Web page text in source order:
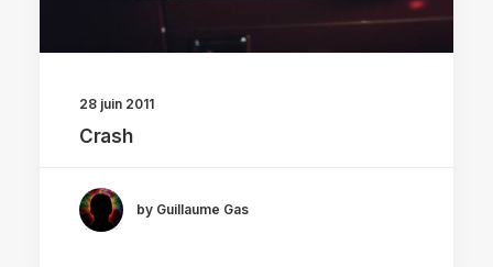
28 juin 2011
Crash
by Guillaume Gas